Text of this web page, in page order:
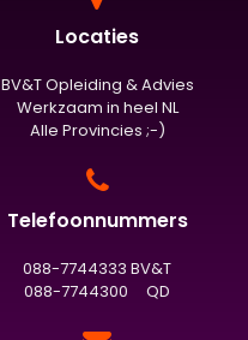
Locaties
BV&T Opleiding & Advies
Werkzaam in heel NL
Alle Provincies ;-)
Telefoonnummers
088-7744333 BV&T
088-7744300 QD